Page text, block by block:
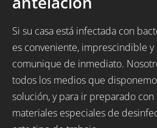
Si su casa está infectada con
es conveniente, imprescindible y
comunique de inmediato.
todos los medios que
solución, y para ir preparado con
materiales especiales de